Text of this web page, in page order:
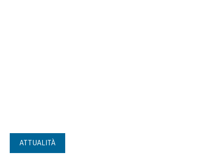
ATTUALITÀ